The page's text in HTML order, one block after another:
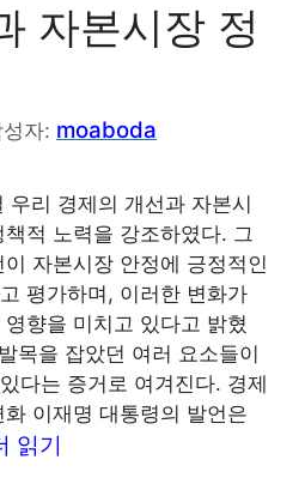
자본시장 정
성자: moaboda
우리 경제의 개선과 자본시
적 노력을 강조하였다. 그
자본시장 안정에 긍정적인
평가하며, 이러한 변화가
향을 미치고 있다고 밝혔
목을 잡았던 여러 요소들이
다는 증거로 여겨진다. 경제
이재명 대통령의 발언은
읽기